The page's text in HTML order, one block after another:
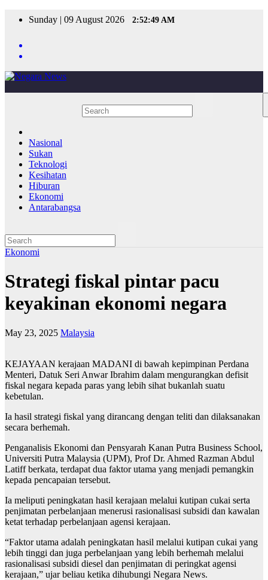
Sunday | 09 August 2026 2:52:49 AM
Nasional
Sukan
Teknologi
Kesihatan
Hiburan
Ekonomi
Antarabangsa
Ekonomi
Strategi fiskal pintar pacu
keyakinan ekonomi negara
May 23, 2025 Malaysia
KEJAYAAN kerajaan MADANI di bawah kepimpinan Perdana
Menteri, Datuk Seri Anwar Ibrahim dalam mengurangkan defisit
fiskal negara kepada paras yang lebih sihat bukanlah suatu
kebetulan.
Ia hasil strategi fiskal yang dirancang dengan teliti dan dilaksanakan
secara berhemah.
Penganalisis Ekonomi dan Pensyarah Kanan Putra Business School,
Universiti Putra Malaysia (UPM), Prof Dr. Ahmed Razman Abdul
Latiff berkata, terdapat dua faktor utama yang menjadi pemangkin
kepada pencapaian tersebut.
Ia meliputi peningkatan hasil kerajaan melalui kutipan cukai serta
penjimatan perbelanjaan menerusi rasionalisasi subsidi dan kawalan
ketat terhadap perbelanjaan agensi kerajaan.
“Faktor utama adalah peningkatan hasil melalui kutipan cukai yang
lebih tinggi dan juga perbelanjaan yang lebih berhemah melalui
rasionalisasi subsidi diesel dan penjimatan di peringkat agensi
kerajaan,” ujar beliau ketika dihubungi Negara News.